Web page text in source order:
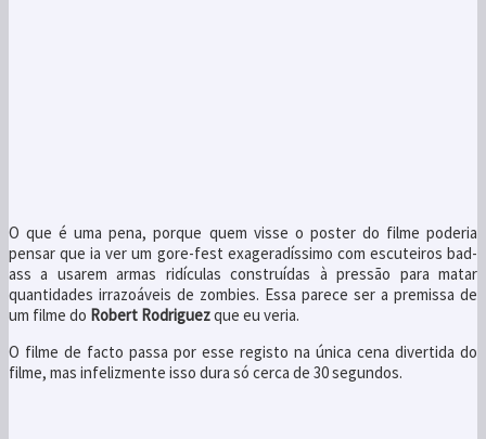
O que é uma pena, porque quem visse o poster do filme poderia
pensar que ia ver um gore-fest exageradíssimo com escuteiros bad-
ass a usarem armas ridículas construídas à pressão para matar
quantidades irrazoáveis de zombies. Essa parece ser a premissa de
um filme do Robert Rodriguezque eu veria.
O filme de facto passa por esse registo na única cena divertida do
filme, mas infelizmente isso dura só cerca de 30 segundos.